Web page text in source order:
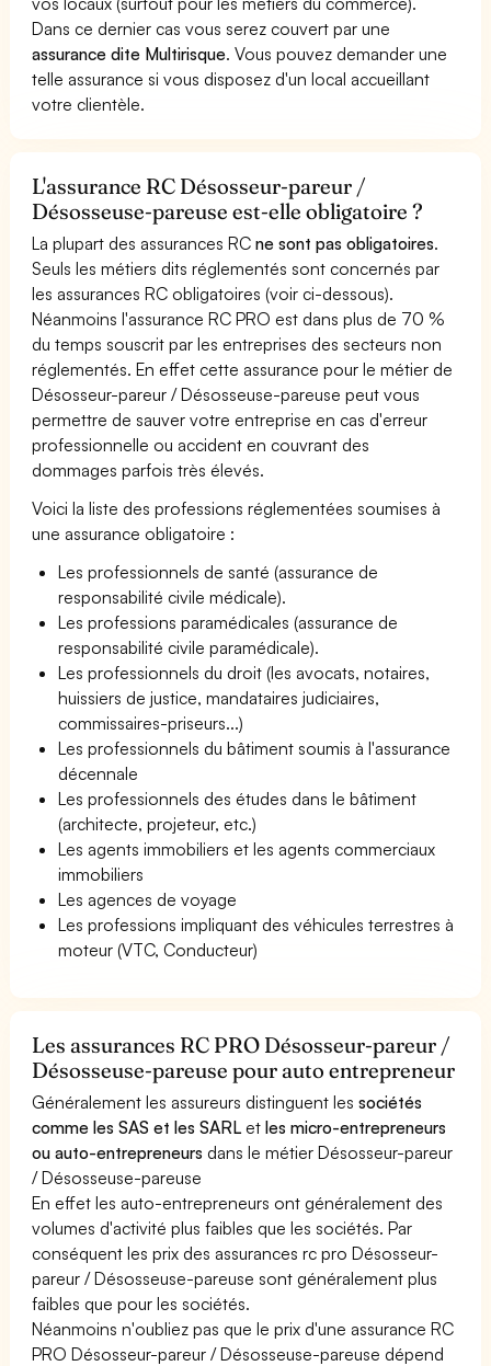
Dans ce dernier cas vous serez couvert par une
assurance dite Multirisque. Vous pouvez demander une
telle assurance si vous disposez d'un local accueillant
votre clientèle.
L'assurance RC Désosseur-pareur /
Désosseuse-pareuse est-elle obligatoire ?
La plupart des assurances RCne sont pas obligatoires.
Seuls les métiers dits réglementés sont concernés par
les assurances RC obligatoires (voir ci-dessous).
Néanmoins l'assurance RC PRO est dans plus de 70 %
du temps souscrit par les entreprises des secteurs non
réglementés. En effet cette assurance pour le métier de
Désosseur-pareur / Désosseuse-pareuse peut vous
permettre de sauver votre entreprise en cas d'erreur
professionnelle ou accident en couvrant des
dommages parfois très élevés.
Voici la liste des professions réglementées soumises à
une assurance obligatoire :
Les professionnels de santé (assurance de
responsabilité civile médicale).
Les professions paramédicales (assurance de
responsabilité civile paramédicale).
Les professionnels du droit (les avocats, notaires,
huissiers de justice, mandataires judiciaires,
commissaires-priseurs...)
Les professionnels du bâtiment soumis à l'assurance
décennale
Les professionnels des études dans le bâtiment
(architecte, projeteur, etc.)
Les agents immobiliers et les agents commerciaux
immobiliers
Les agences de voyage
Les professions impliquant des véhicules terrestres à
moteur (VTC, Conducteur)
Les assurances RC PRO Désosseur-pareur /
Désosseuse-pareuse pour auto entrepreneur
Généralement les assureurs distinguent lessociétés
comme les SAS et les SARL etles micro-entrepreneurs
ou auto-entrepreneurs dans le métier Désosseur-pareur
/ Désosseuse-pareuse
En effet les auto-entrepreneurs ont généralement des
volumes d'activité plus faibles que les sociétés. Par
conséquent les prix des assurances rc pro Désosseur-
pareur / Désosseuse-pareuse sont généralement plus
faibles que pour les sociétés.
Néanmoins n'oubliez pas que le prix d'une assurance RC
PRO Désosseur-pareur / Désosseuse-pareuse dépend